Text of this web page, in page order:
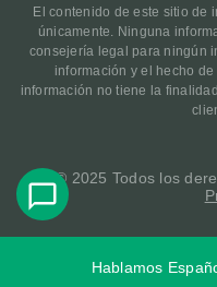
El contenido de este sitio de
únicamente. Ninguna
consejería legal para ningún
información y el hecho
información no tiene la
© 2025 Todos los
Hablamos